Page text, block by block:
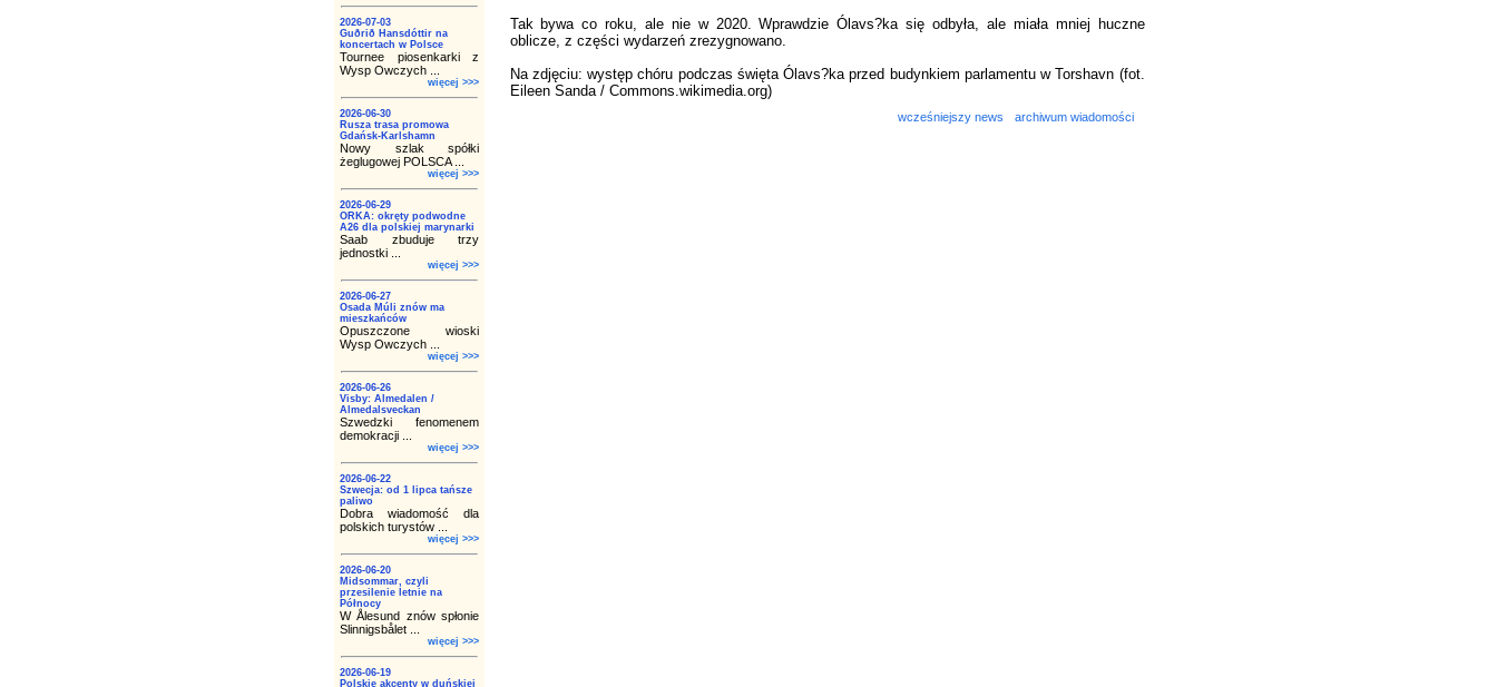
2026-07-03
Guðrið Hansdóttir na
koncertach w Polsce
Tournee piosenkarki z
Wysp Owczych ...
więcej >>>
2026-06-30
Rusza trasa promowa
Gdańsk-Karlshamn
Nowy szlak spółki
żeglugowej POLSCA ...
więcej >>>
2026-06-29
ORKA: okręty podwodne
A26 dla polskiej marynarki
Saab zbuduje trzy
jednostki ...
więcej >>>
2026-06-27
Osada Múli znów ma
mieszkańców
Opuszczone wioski
Wysp Owczych ...
więcej >>>
2026-06-26
Visby: Almedalen /
Almedalsveckan
Szwedzki fenomenem
demokracji ...
więcej >>>
2026-06-22
Szwecja: od 1 lipca tańsze
paliwo
Dobra wiadomość dla
polskich turystów ...
więcej >>>
2026-06-20
Midsommar, czyli
przesilenie letnie na
Północy
W Ålesund znów spłonie
Slinnigsbålet ...
więcej >>>
2026-06-19
Polskie akcenty w duńskiej
Tak bywa co roku, ale nie w 2020. Wprawdzie Ólavs?ka się odbyła, ale miała mniej huczne
oblicze, z części wydarzeń zrezygnowano.
Na zdjęciu: występ chóru podczas święta Ólavs?ka przed budynkiem parlamentu w Torshavn (fot.
Eileen Sanda / Commons.wikimedia.org)
wcześniejszy news archiwum wiadomości